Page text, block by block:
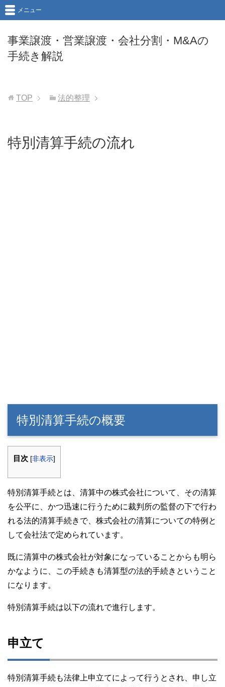
事業譲渡・営業譲渡・会社分割・M&Aの
手続き解説
メニュー
TOP 法的整理
特別清算手続の流れ
特別清算手続の概要
目次 [非表示]
特別清算手続とは、清算中の株式会社について、その清算
を公平に、かつ迅速に行うために裁判所の監督の下で行わ
れる法的清算手続きで、株式会社の清算についての特例と
して会社法で定められています。
既に清算中の株式会社が対象になっていることからも明ら
かなように、この手続きも清算型の法的手続きということ
になります。
特別清算手続は以下の流れで進行します。
申立て
特別清算手続も法律上申立てによって行うとされ、申し立